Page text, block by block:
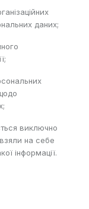
даних;
виключно
на себе
інформації.